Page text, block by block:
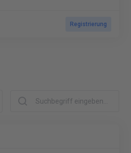
Registrierung